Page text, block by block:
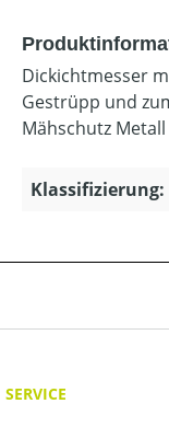
Dickichtmesser
Gestrüpp und
Mähschutz
Klassifizierung:
SERVICE